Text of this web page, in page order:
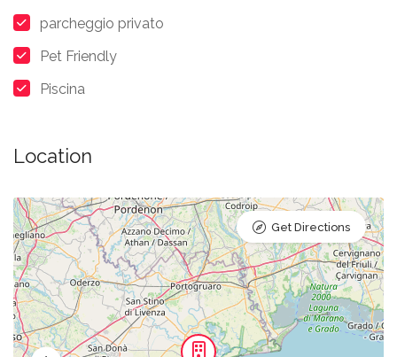
parcheggio privato
Pet Friendly
Piscina
Location
Get Directions